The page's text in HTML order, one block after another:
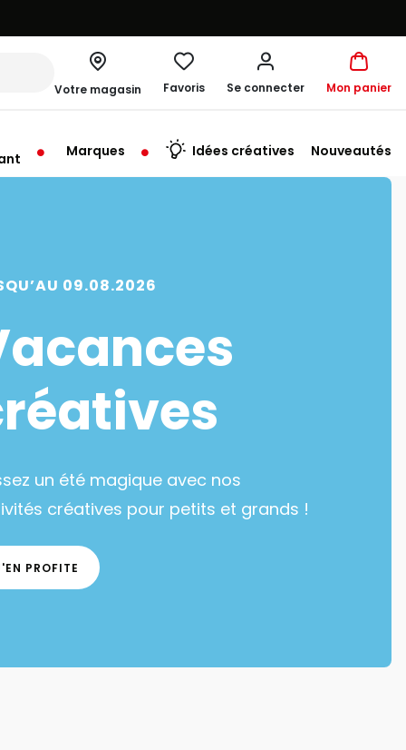
Votre magasin
à 19:30
Favoris Se connecter Mon panier
Marques Idées créatives Nouveautés
09.08.2026
un été magique avec nos
créatives pour petits et grands !
PROFITE